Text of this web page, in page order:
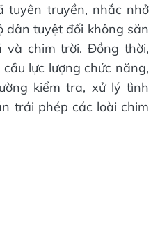
tuyên truyền, nhắc nhở
dân tuyệt đối không săn
chim trời. Đồng thời,
lực lượng chức năng,
kiểm tra, xử lý tình
trái phép các loài chim